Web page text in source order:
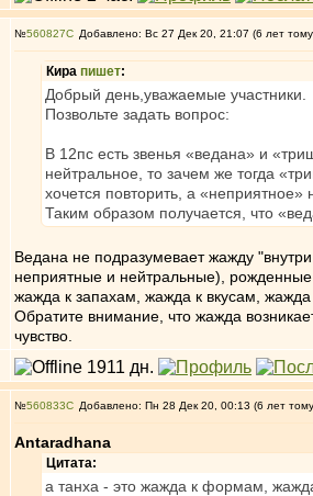
№560827 Добавлено: Вс 27 Дек 20, 21:07 (6 лет
Кира пишет:
Добрый день,уважаемые участники.
Позвольте задать вопрос:
В 12пс есть звенья «ведана» и
нейтральное, то зачем же тогда
хочется повторить, а «неприятное»
Таким образом получается, что
Ведана не подразумевает жажду
неприятные и нейтральные),
жажда к запахам, жажда к вкусам,
Обратите внимание, что жажда
чувство.
№560833 Добавлено: Пн 28 Дек 20, 00:13 (6 лет
Antaradhana
Цитата:
а танха - это жажда к формам,